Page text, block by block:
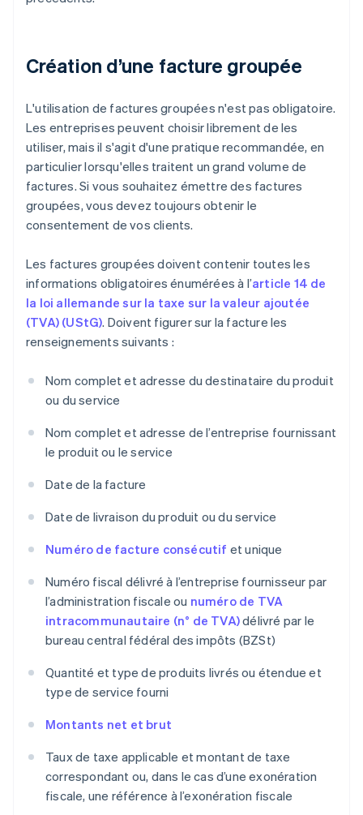
Création d’une facture groupée
L'utilisation de factures groupées n'est pas obligatoire.
Les entreprises peuvent choisir librement de les
utiliser, mais il s'agit d'une pratique recommandée, en
particulier lorsqu'elles traitent un grand volume de
factures. Si vous souhaitez émettre des factures
groupées, vous devez toujours obtenir le
consentement de vos clients.
Les factures groupées doivent contenir toutes les
informations obligatoires énumérées à l’article 14 de
la loi allemande sur la taxe sur la valeur ajoutée
(TVA) (UStG). Doivent figurer sur la facture les
renseignements suivants :
Nom complet et adresse du destinataire du produit
ou du service
Nom complet et adresse de l’entreprise fournissant
le produit ou le service
Date de la facture
Date de livraison du produit ou du service
Numéro de facture consécutif et unique
Numéro fiscal délivré à l’entreprise fournisseur par
l’administration fiscale ou numéro de TVA
intracommunautaire (n° de TVA)délivré par le
bureau central fédéral des impôts (BZSt)
Quantité et type de produits livrés ou étendue et
type de service fourni
Montants net et brut
Taux de taxe applicable et montant de taxe
correspondant ou, dans le cas d’une exonération
fiscale, une référence à l’exonération fiscale